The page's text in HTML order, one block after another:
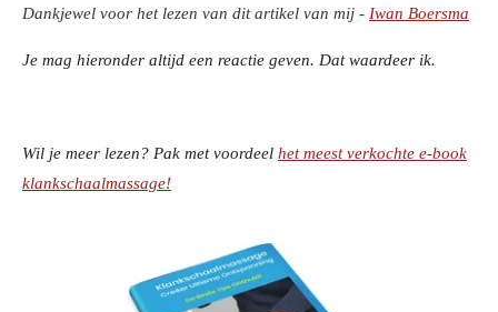
Dankjewel voor het lezen van dit artikel van mij - Iwan Boersma
Je mag hieronder altijd een reactie geven. Dat waardeer ik.
Wil je meer lezen? Pak met voordeel het meest verkochte e-book
klankschaalmassage!